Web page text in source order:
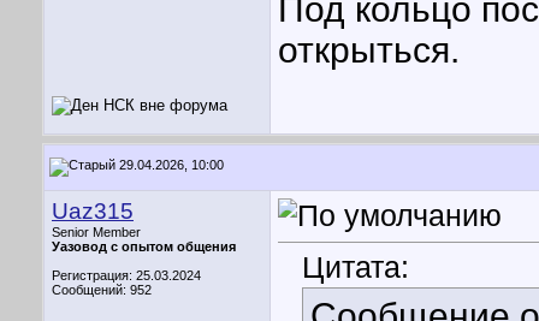
Под кольцо
открыться.
29.04.2026, 10:00
Uaz315
Senior Member
Уазовод с опытом общения
Регистрация: 25.03.2024
Сообщений: 952
Цитата: